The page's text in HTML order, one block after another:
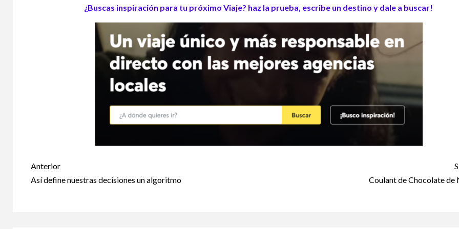
¿Buscas inspiración para tu próximo Viaje? haz la prueba, escribe un destino y dale a buscar!
Post
navigation
Anterior
Así define nuestras decisiones un algoritmo
Coulant de Chocolate de